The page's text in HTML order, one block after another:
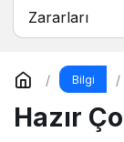
Zararları
Bilgi
Hazır